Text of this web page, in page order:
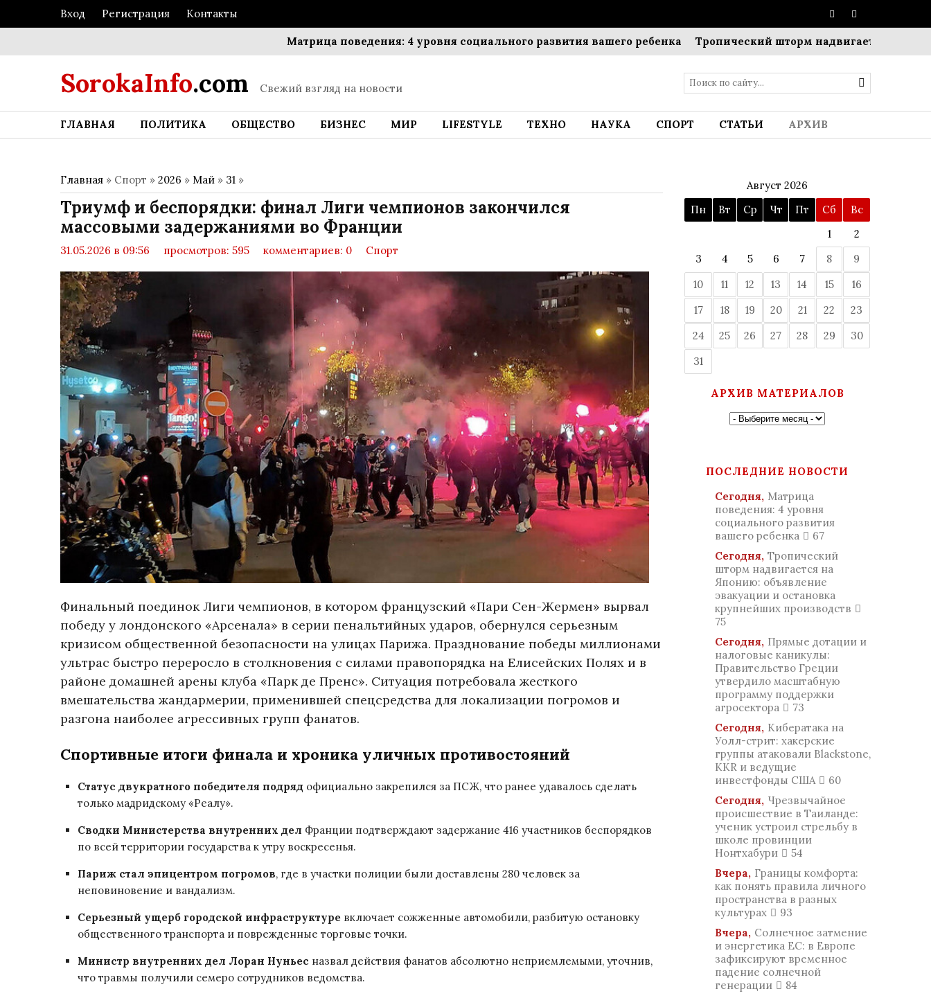
Вход Регистрация Контакты
Матрица поведения: 4 уровня социального развития вашего ребенка Тропический шторм надвигается на Японию:
SorokaInfo.com Свежий взгляд на новости
ГЛАВНАЯ ПОЛИТИКА ОБЩЕСТВО БИЗНЕС МИР LIFESTYLE ТЕХНО НАУКА СПОРТ СТАТЬИ АРХИВ
Главная » Спорт » 2026 » Май » 31 »
Триумф и беспорядки: финал Лиги чемпионов закончился
массовыми задержаниями во Франции
31.05.2026 в 09:56 просмотров: 595 комментариев: 0 Спорт
Финальный поединок Лиги чемпионов, в котором французский «Пари Сен-Жермен» вырвал
победу у лондонского «Арсенала» в серии пенальтийных ударов, обернулся серьезным
кризисом общественной безопасности на улицах Парижа. Празднование победы миллионами
ультрас быстро переросло в столкновения с силами правопорядка на Елисейских Полях и в
районе домашней арены клуба «Парк де Пренс». Ситуация потребовала жесткого
вмешательства жандармерии, применившей спецсредства для локализации погромов и
разгона наиболее агрессивных групп фанатов.
Спортивные итоги финала и хроника уличных противостояний
Статус двукратного победителя подряд официально закрепился за ПСЖ, что ранее удавалось сделать
только мадридскому «Реалу».
Сводки Министерства внутренних дел Франции подтверждают задержание 416 участников беспорядков
по всей территории государства к утру воскресенья.
Париж стал эпицентром погромов, где в участки полиции были доставлены 280 человек за
неповиновение и вандализм.
Серьезный ущерб городской инфраструктуре включает сожженные автомобили, разбитую остановку
общественного транспорта и поврежденные торговые точки.
Министр внутренних дел Лоран Нуньес назвал действия фанатов абсолютно неприемлемыми, уточнив,
что травмы получили семеро сотрудников ведомства.
Август 2026
Пн
Вт Ср Чт Пт Сб
Вс
1
2
3
4 5 6 7 8
9
10
11 12 13 14 15
16
17
18 19 20 21 22
23
24
25 26 27 28 29
30
31
АРХИВ МАТЕРИАЛОВ
ПОСЛЕДНИЕ НОВОСТИ
Сегодня, Матрица
поведения: 4 уровня
социального развития
вашего ребенка
67
Сегодня, Тропический
шторм надвигается на
Японию: объявление
эвакуации и остановка
крупнейших производств
75
Сегодня, Прямые дотации и
налоговые каникулы:
Правительство Греции
утвердило масштабную
программу поддержки
агросектора
73
Сегодня, Кибератака на
Уолл-стрит: хакерские
группы атаковали Blackstone,
KKR и ведущие
инвестфонды США
60
Сегодня, Чрезвычайное
происшествие в Таиланде:
ученик устроил стрельбу в
школе провинции
Нонтхабури
54
Вчера, Границы комфорта:
как понять правила личного
пространства в разных
культурах
93
Вчера, Солнечное затмение
и энергетика ЕС: в Европе
зафиксируют временное
падение солнечной
генерации
84